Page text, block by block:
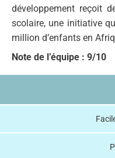
développement reçoit
scolaire, une initiative
million d’enfants en
Note de l’équipe : 9/10